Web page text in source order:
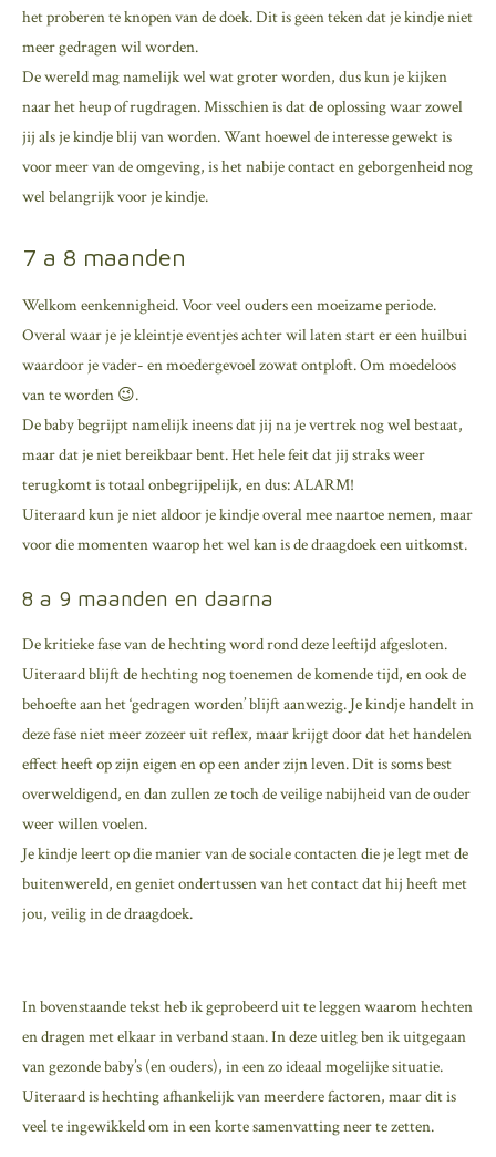
het proberen te knopen van de doek. Dit is geen teken dat je kindje niet
meer gedragen wil worden.
De wereld mag namelijk wel wat groter worden, dus kun je kijken
naar het heup of rugdragen. Misschien is dat de oplossing waar zowel
jij als je kindje blij van worden. Want hoewel de interesse gewekt is
voor meer van de omgeving, is het nabije contact en geborgenheid nog
wel belangrijk voor je kindje.
7 a 8 maanden
Welkom eenkennigheid. Voor veel ouders een moeizame periode.
Overal waar je je kleintje eventjes achter wil laten start er een huilbui
waardoor je vader- en moedergevoel zowat ontploft. Om moedeloos
van te worden 😉.
De baby begrijpt namelijk ineens dat jij na je vertrek nog wel bestaat,
maar dat je niet bereikbaar bent. Het hele feit dat jij straks weer
terugkomt is totaal onbegrijpelijk, en dus: ALARM!
Uiteraard kun je niet aldoor je kindje overal mee naartoe nemen, maar
voor die momenten waarop het wel kan is de draagdoek een uitkomst.
8 a 9 maanden en daarna
De kritieke fase van de hechting word rond deze leeftijd afgesloten.
Uiteraard blijft de hechting nog toenemen de komende tijd, en ook de
behoefte aan het ‘gedragen worden’ blijft aanwezig. Je kindje handelt in
deze fase niet meer zozeer uit reflex, maar krijgt door dat het handelen
effect heeft op zijn eigen en op een ander zijn leven. Dit is soms best
overweldigend, en dan zullen ze toch de veilige nabijheid van de ouder
weer willen voelen.
Je kindje leert op die manier van de sociale contacten die je legt met de
buitenwereld, en geniet ondertussen van het contact dat hij heeft met
jou, veilig in de draagdoek.
In bovenstaande tekst heb ik geprobeerd uit te leggen waarom hechten
en dragen met elkaar in verband staan. In deze uitleg ben ik uitgegaan
van gezonde baby’s (en ouders), in een zo ideaal mogelijke situatie.
Uiteraard is hechting afhankelijk van meerdere factoren, maar dit is
veel te ingewikkeld om in een korte samenvatting neer te zetten.